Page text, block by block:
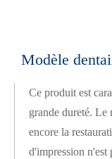
Modèle
Ce produit est
grande dureté. Le
encore la
d'impression n'est